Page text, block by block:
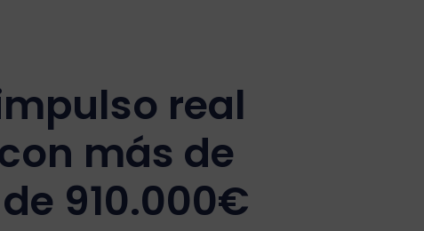
real
más de
910.000€